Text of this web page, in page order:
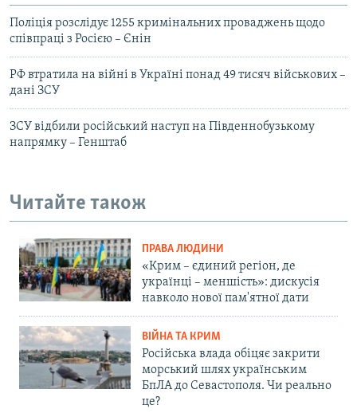
Поліція розслідує 1255 кримінальних проваджень щодо
співпраці з Росією – Єнін
РФ втратила на війні в Україні понад 49 тисяч військових –
дані ЗСУ
ЗСУ відбили російський наступ на Південнобузькому
напрямку – Генштаб
Читайте також
ПРАВА ЛЮДИНИ
«Крим – єдиний регіон, де
українці – меншість»: дискусія
навколо нової пам'ятної дати
ВІЙНА ТА КРИМ
Російська влада обіцяє закрити
морський шлях українським
БпЛА до Севастополя. Чи реально
це?